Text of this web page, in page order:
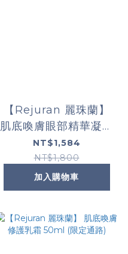
【Rejuran 麗珠蘭】
肌底喚膚眼部精華凝膠
15ml (限定通路)
NT$1,584
NT$1,800
加入購物車